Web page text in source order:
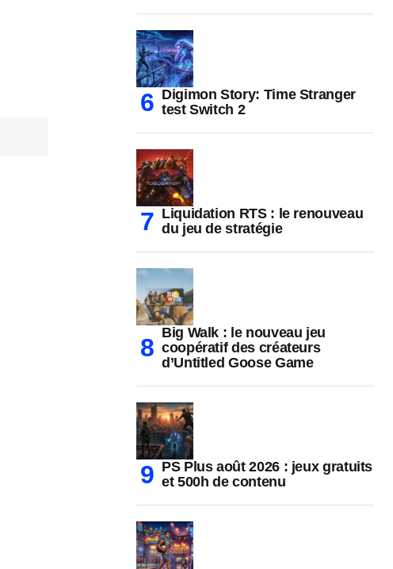
Digimon Story: Time Stranger
test Switch 2
Liquidation RTS : le renouveau
du jeu de stratégie
Big Walk : le nouveau jeu
coopératif des créateurs
d’Untitled Goose Game
PS Plus août 2026 : jeux gratuits
et 500h de contenu